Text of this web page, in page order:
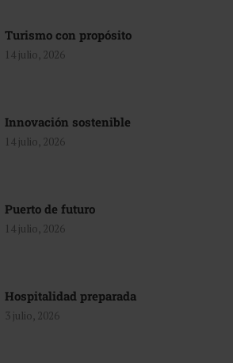
Turismo con propósito
14 julio, 2026
Innovación sostenible
14 julio, 2026
Puerto de futuro
14 julio, 2026
Hospitalidad preparada
3 julio, 2026